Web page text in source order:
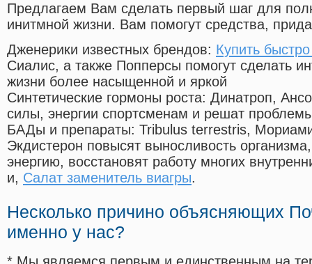
Предлагаем Вам сделать первый шаг для
инитмной жизни. Вам помогут средства,
Дженерики известных брендов: Купить
Сиалис, а также Попперсы помогут сделать
жизни более насыщенной и яркой
Синтетические гормоны роста: Динатроп,
силы, энергии спортсменам и решат
БАДы и препараты: Tribulus terrestris,
Экдистерон повысят выносливость
энергию, восстановят работу многих
и, Салат заменитель виагры.
Несколько причино объясняющих
именно у нас?